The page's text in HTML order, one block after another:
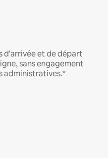
d'arrivée et de départ
sans engagement
administratives.*